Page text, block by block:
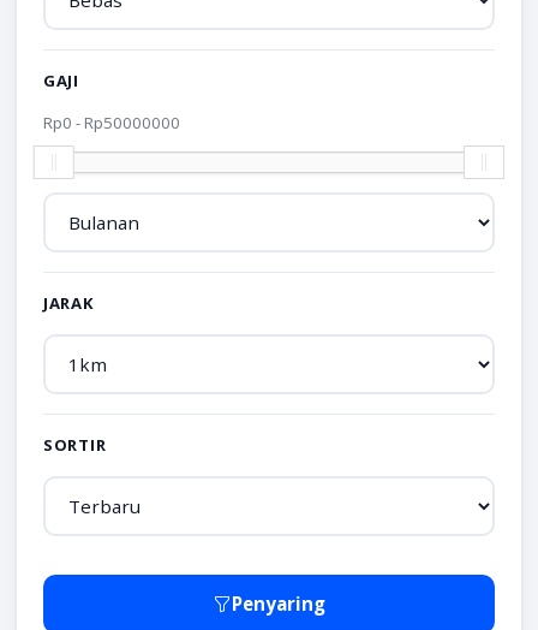
GAJI
Rp0 - Rp50000000
JARAK
SORTIR
Penyaring